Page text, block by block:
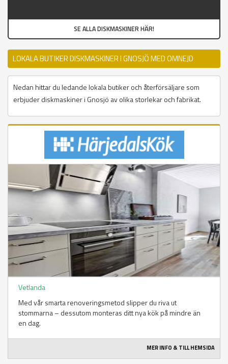
SE ALLA DISKMASKINER HÄR!
LOKALA BUTIKER DISKMASKINER I GNOSJÖ MED OMNEJD
Nedan hittar du ledande lokala butiker och återförsäljare som
erbjuder diskmaskiner i Gnosjö av olika storlekar och fabrikat.
Vetlanda
Med vår smarta renoveringsmetod slipper du riva ut
stommarna – dessutom monteras ditt nya kök på mindre än
en dag.
MER INFO & TILL HEMSIDA